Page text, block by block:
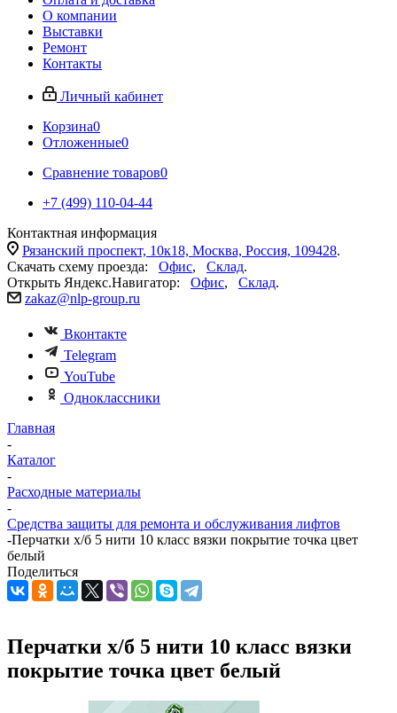
О компании
Выставки
Ремонт
Контакты
Личный кабинет
Корзина0
Отложенные0
Сравнение товаров0
+7 (499) 110-04-44
Контактная информация
Рязанский проспект, 10к18, Москва, Россия, 109428.
Скачать схему проезда: Офис, Склад.
Открыть Яндекс.Навигатор: Офис, Склад.
zakaz@nlp-group.ru
Вконтакте
Telegram
YouTube
Одноклассники
Главная
-
Каталог
-
Расходные материалы
-
Средства защиты для ремонта и обслуживания лифтов
-Перчатки х/б 5 нити 10 класс вязки покрытие точка цвет
белый
Поделиться
Перчатки х/б 5 нити 10 класс вязки
покрытие точка цвет белый